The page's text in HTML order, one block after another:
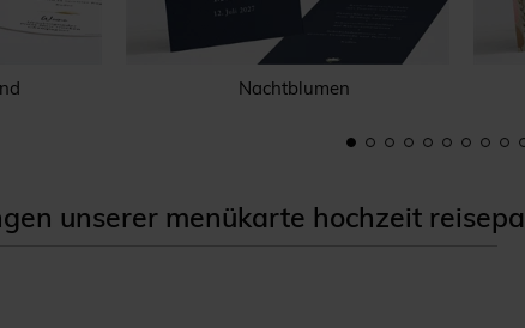
Nachtblumen
unserer menükarte hochzeit